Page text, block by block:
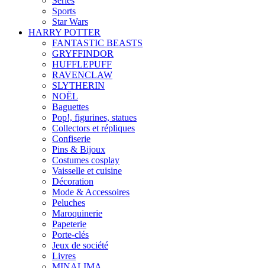
Sports
Star Wars
HARRY POTTER
FANTASTIC BEASTS
GRYFFINDOR
HUFFLEPUFF
RAVENCLAW
SLYTHERIN
NOËL
Baguettes
Pop!, figurines, statues
Collectors et répliques
Confiserie
Pins & Bijoux
Costumes cosplay
Vaisselle et cuisine
Décoration
Mode & Accessoires
Peluches
Maroquinerie
Papeterie
Porte-clés
Jeux de société
Livres